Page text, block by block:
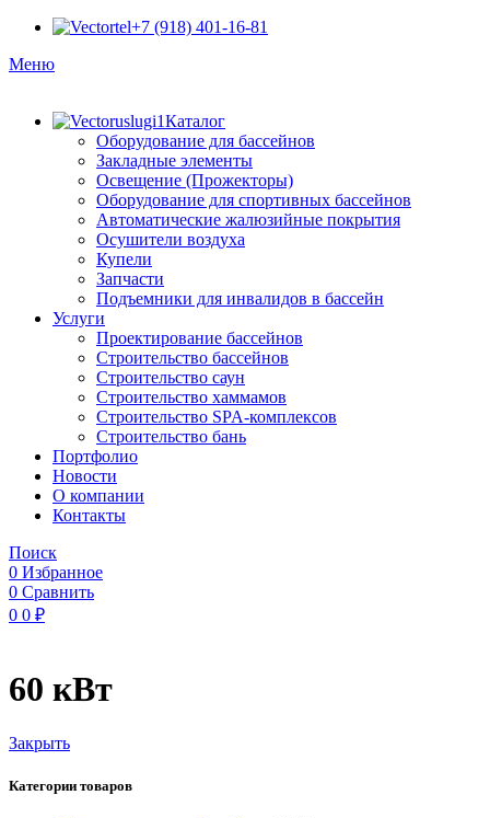
+7 (918) 401-16-81
Меню
Каталог
Оборудование для бассейнов
Закладные элементы
Освещение (Прожекторы)
Оборудование для спортивных бассейнов
Автоматические жалюзийные покрытия
Осушители воздуха
Купели
Запчасти
Подъемники для инвалидов в бассейн
Услуги
Проектирование бассейнов
Строительство бассейнов
Строительство саун
Строительство хаммамов
Строительство SPA-комплексов
Строительство бань
Портфолио
Новости
O компании
Контакты
Поиск
0 Избранное
0 Сравнить
0 0 ₽
60 кВт
Закрыть
Категории товаров